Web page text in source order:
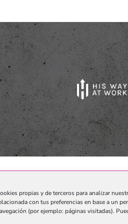
propias y de terceros para analizar
con tus preferencias en base a un
(por ejemplo: páginas visitadas).